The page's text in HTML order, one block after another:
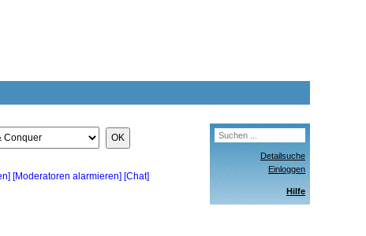
OK
[Moderatoren alarmieren] [Chat]
Detailsuche
Einloggen
Hilfe